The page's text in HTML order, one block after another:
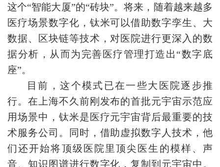
这个“智能大厦”的“砖块”。将来，随着越来越多
医疗场景数字化，钛米可以借助数字孪生、大
数据、区块链等技术，对医院进行更深入的数
据分析，从而为完善医疗管理打造出“数字底
座”。
目前，这个模式已在一些大医院逐步推
行。在上海不久前刚发布的首批元宇宙示范应
用场景中，钛米是医疗元宇宙背后最重要的技
术服务公司。同时，借助虚拟数字人技术，他
们还开始将顶级医院里顶尖医生的模样、声
音、知识图谱进行数字化，复制到元宇宙中。